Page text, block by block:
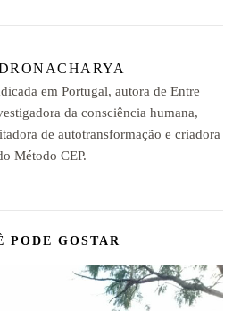
em Portugal, autora de Entre
da consciência humana,
de autotransformação e criadora
Método CEP.
PODE GOSTAR